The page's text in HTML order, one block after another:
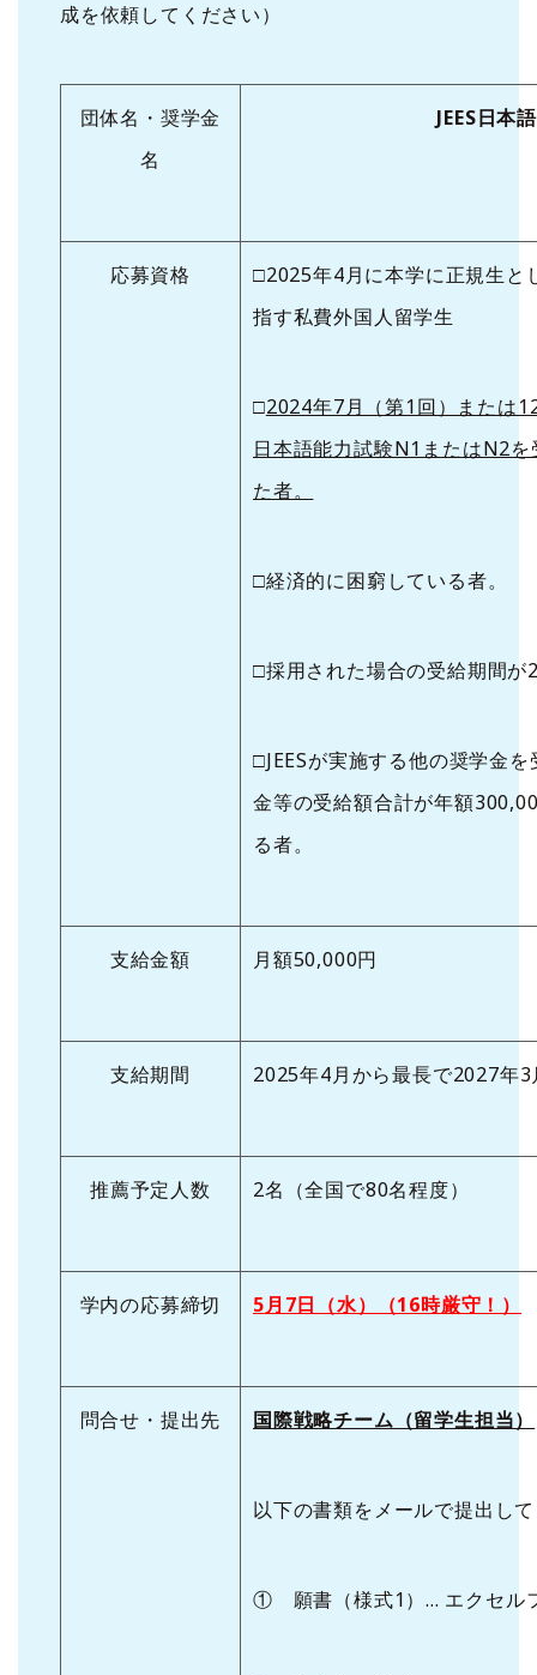
成を依頼してください）
団体名・奨学金
名
JEES日本
応募資格
□2025年4月に本学に正規生と
指す私費外国人留学生
□2024年7月（第1回）または
日本語能力試験N1またはN2
た者。
□経済的に困窮している者。
□採用された場合の受給期間
□JEESが実施する他の奨学金
金等の受給額合計が年額
る者。
支給金額 月額50,000円
支給期間 2025年4月から最長で2027年3
推薦予定人数 2名（全国で80名程度）
学内の応募締切 5月7日（水）（16時厳守！）
問合せ・提出先 国際戦略チーム（留学生担当）
以下の書類をメールで提出し
① 願書（様式1）... エクセル